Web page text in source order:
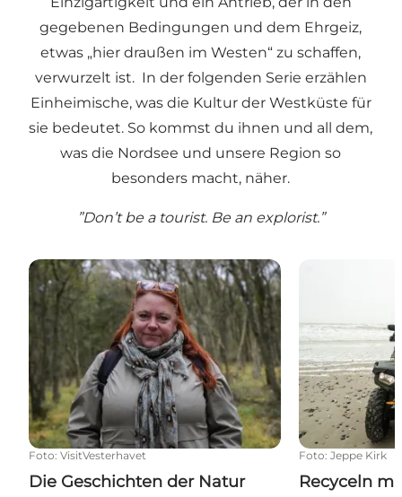
gegebenen Bedingungen und dem Ehrgeiz,
etwas „hier draußen im Westen“ zu schaffen,
verwurzelt ist. In der folgenden Serie erzählen
Einheimische, was die Kultur der Westküste für
sie bedeutet. So kommst du ihnen und all dem,
was die Nordsee und unsere Region so
besonders macht, näher.
”Don’t be a tourist. Be an explorist.”
Die Geschichten der Natur
Foto: VisitVesterhavet
Die Geschichten der Natur
Foto: Jeppe Kirk
Recyceln